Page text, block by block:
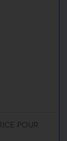
POUR